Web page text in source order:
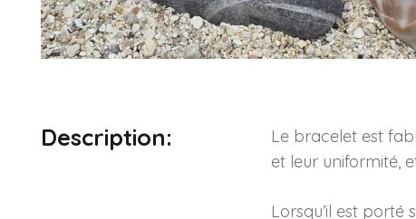
Description:
Le bracelet est
et leur uniformité,
Lorsqu’il est